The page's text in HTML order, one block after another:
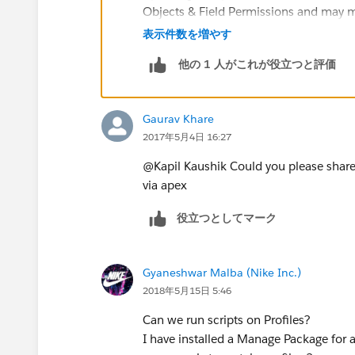
Objects & Field Permissions and may
If someone needs any help on
feel free to post your Comments on
表示件数を増やす
他の 1 人がこれが役立つと評価
Gaurav Khare
2017年5月4日 16:27
@Kapil Kaushik Could you please
via apex
役立つとしてマーク
Gyaneshwar Malba (Nike Inc.)
2018年5月15日 5:46
Can we run scripts on Profiles?
I have installed a Manage Package